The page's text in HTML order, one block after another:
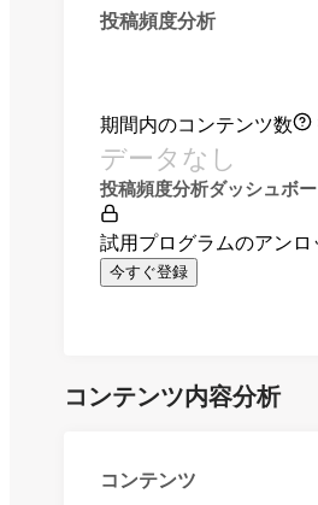
投稿頻度分析
期間内のコンテンツ数
データなし
投稿頻度分析ダッシュボ
試用プログラムのアンロ
今すぐ登録
コンテンツ内容分析
コンテンツ